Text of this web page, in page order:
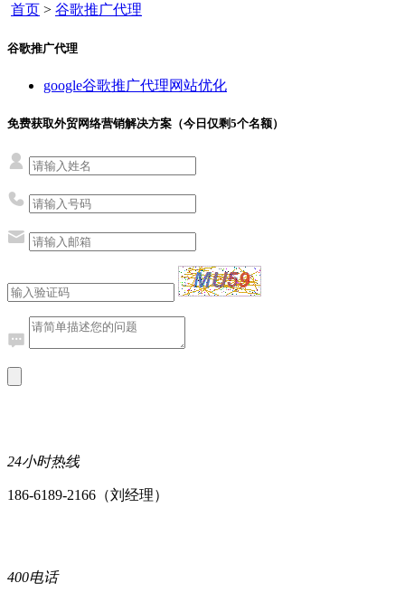
首页 > 谷歌推广代理
谷歌推广代理
google谷歌推广代理网站优化
免费获取外贸网络营销解决方案（今日仅剩5个名额）
24小时热线
186-6189-2166（刘经理）
400电话